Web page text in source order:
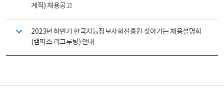
계직) 채용공고
2023년 하반기 한국지능정보사회진흥원 찾아가는 채용설명회
(캠퍼스 리크루팅) 안내